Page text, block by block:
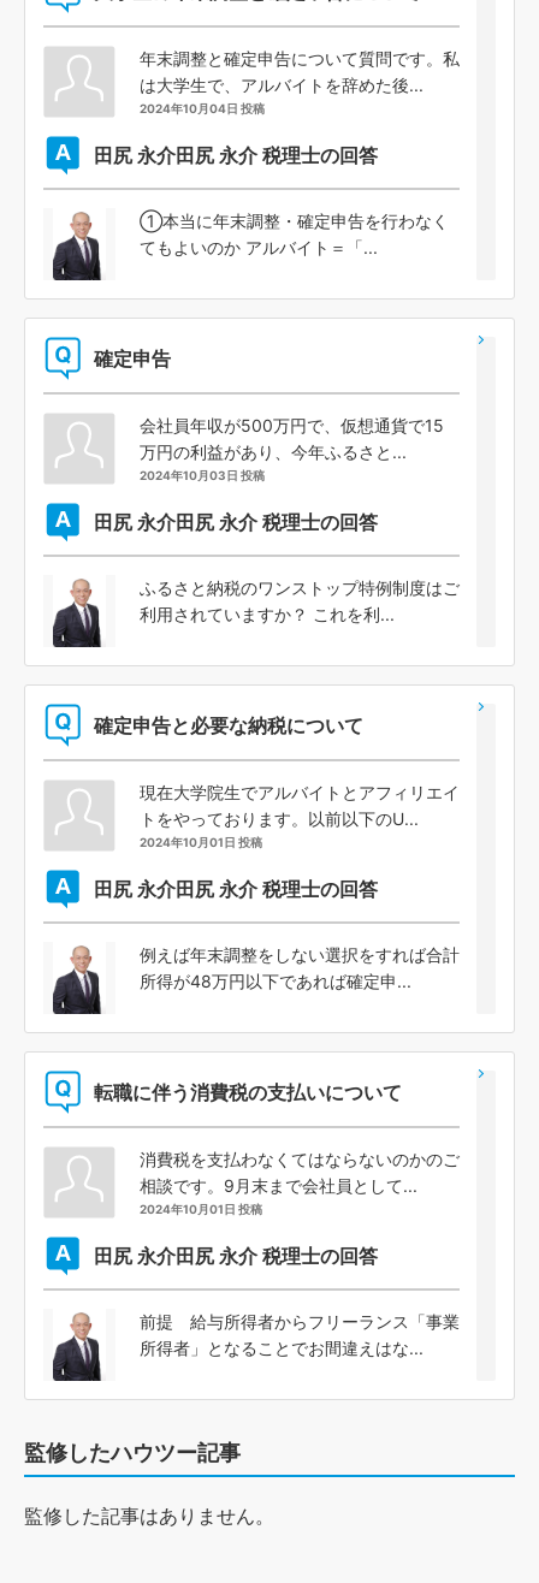
年末調整と確定申告について質問です。私
は大学生で、アルバイトを辞めた後...
2024年10月04日 投稿
田尻 永介田尻 永介 税理士の回答
①本当に年末調整・確定申告を行わなく
てもよいのか アルバイト＝「...
確定申告
会社員年収が500万円で、仮想通貨で15
万円の利益があり、今年ふるさと...
2024年10月03日 投稿
田尻 永介田尻 永介 税理士の回答
ふるさと納税のワンストップ特例制度はご
利用されていますか？ これを利...
確定申告と必要な納税について
現在大学院生でアルバイトとアフィリエイ
トをやっております。以前以下のU...
2024年10月01日 投稿
田尻 永介田尻 永介 税理士の回答
例えば年末調整をしない選択をすれば合計
所得が48万円以下であれば確定申...
転職に伴う消費税の支払いについて
消費税を支払わなくてはならないのかのご
相談です。9月末まで会社員として...
2024年10月01日 投稿
田尻 永介田尻 永介 税理士の回答
前提 給与所得者からフリーランス「事業
所得者」となることでお間違えはな...
監修したハウツー記事
監修した記事はありません。